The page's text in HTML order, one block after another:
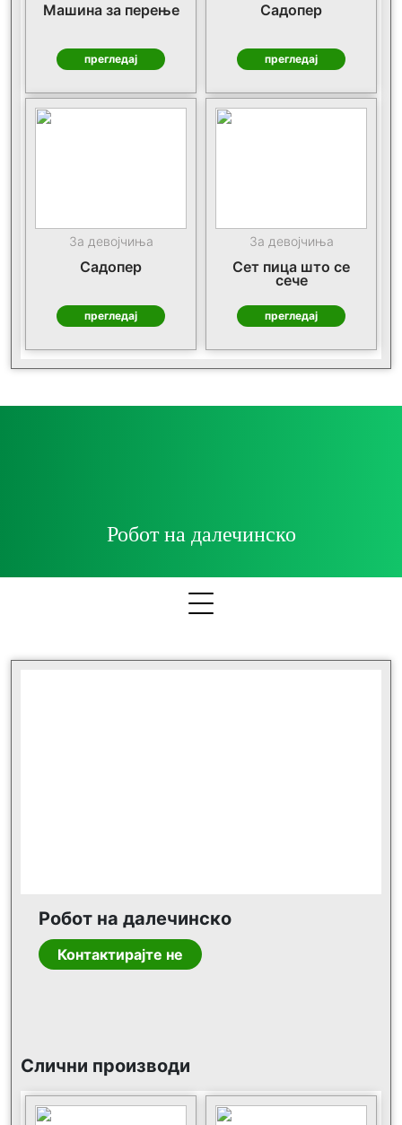
Машина за перење
прегледај
Садопер
прегледај
За девојчиња
Садопер
прегледај
За девојчиња
Сет пица што се
сече
прегледај
Робот на далечинско
Робот на далечинско
Контактирајте не
Слични производи